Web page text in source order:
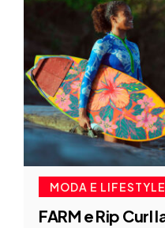
MODA E LIFESTYLE
FARM e Rip Curl